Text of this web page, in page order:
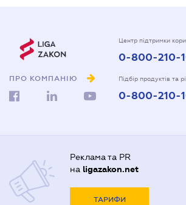
ПРО КОМПАНІЮ
Центр підтримки
0-800-210-
Підбір продуктів та
0-800-210-
Реклама та PR
на ligazakon.net
ТАРИФИ